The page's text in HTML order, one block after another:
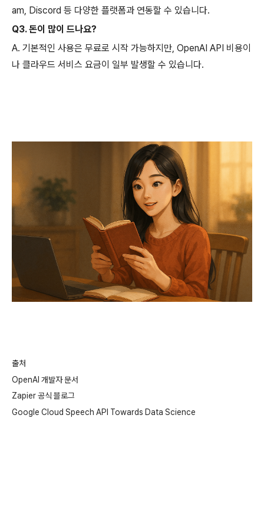
am, Discord 등 다양한 플랫폼과 연동할 수 있습니다.
Q3. 돈이 많이 드나요?
A. 기본적인 사용은 무료로 시작 가능하지만, OpenAI API 비용이
나 클라우드 서비스 요금이 일부 발생할 수 있습니다.
출처
OpenAI 개발자 문서
Zapier 공식 블로그
Google Cloud Speech API Towards Data Science